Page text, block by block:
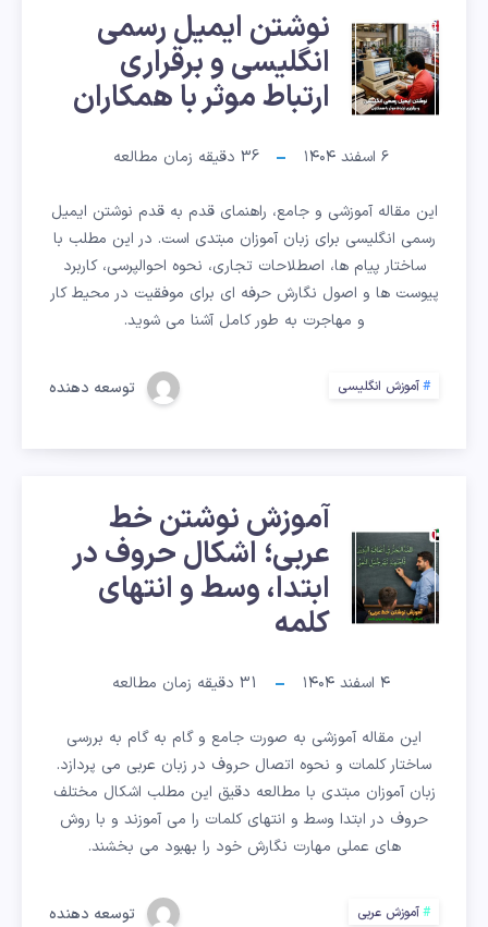
نوشتن
ایمیل
رسمی
انگلیسی
و
برقراری
موثر
با
همکاران
نوشتن ایمیل رسمی
انگلیسی و برقراری
ارتباط موثر با همکاران
۶ اسفند ۱۴۰۴ 36 دقیقه زمان مطالعه
این مقاله آموزشی و جامع، راهنمای قدم به قدم نوشتن ایمیل
رسمی انگلیسی برای زبان آموزان مبتدی است. در این مطلب با
ساختار پیام ها، اصطلاحات تجاری، نحوه احوالپرسی، کاربرد
پیوست ها و اصول نگارش حرفه ای برای موفقیت در محیط کار
و مهاجرت به طور کامل آشنا می شوید.
آموزش انگلیسی توسعه دهنده
آموزش
نوشتن
خط
عربی؛
اشکال
حروف
در
آموزش نوشتن خط
عربی؛ اشکال حروف در
ابتدا، وسط و انتهای
کلمه
۴ اسفند ۱۴۰۴ 31 دقیقه زمان مطالعه
این مقاله آموزشی به صورت جامع و گام به گام به بررسی
ساختار کلمات و نحوه اتصال حروف در زبان عربی می پردازد.
زبان آموزان مبتدی با مطالعه دقیق این مطلب اشکال مختلف
حروف در ابتدا وسط و انتهای کلمات را می آموزند و با روش
های عملی مهارت نگارش خود را بهبود می بخشند.
آموزش عربی توسعه دهنده